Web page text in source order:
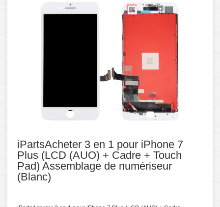
iPartsAcheter 3 en 1 pour iPhone 7
Plus (LCD (AUO) + Cadre + Touch
Pad) Assemblage de numériseur
(Blanc)